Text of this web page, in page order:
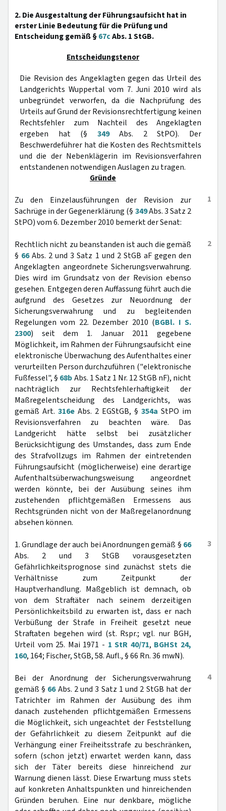
2. Die Ausgestaltung der Führungsaufsicht hat in
erster Linie Bedeutung für die Prüfung und
Entscheidung gemäß §67cAbs. 1 StGB.
Entscheidungstenor
Die Revision des Angeklagten gegen das Urteil des
Landgerichts Wuppertal vom 7. Juni 2010 wird als
unbegründet verworfen, da die Nachprüfung des
Urteils auf Grund der Revisionsrechtfertigung keinen
Rechtsfehler zum Nachteil des Angeklagten
ergeben hat (§ 349Abs. 2 StPO). Der
Beschwerdeführer hat die Kosten des Rechtsmittels
und die der Nebenklägerin im Revisionsverfahren
entstandenen notwendigen Auslagen zu tragen.
Gründe
1
Zu den Einzelausführungen der Revision zur
Sachrüge in der Gegenerklärung (§ 349Abs. 3 Satz 2
StPO) vom 6. Dezember 2010 bemerkt der Senat:
2
Rechtlich nicht zu beanstanden ist auch die gemäß
§ 66Abs. 2 und 3 Satz 1 und 2 StGB aF gegen den
Angeklagten angeordnete Sicherungsverwahrung.
Dies wird im Grundsatz von der Revision ebenso
gesehen. Entgegen deren Auffassung führt auch die
aufgrund des Gesetzes zur Neuordnung der
Sicherungsverwahrung und zu begleitenden
Regelungen vom 22. Dezember 2010 (BGBl. I S.
2300) seit dem 1. Januar 2011 gegebene
Möglichkeit, im Rahmen der Führungsaufsicht eine
elektronische Überwachung des Aufenthaltes einer
verurteilten Person durchzuführen ("elektronische
Fußfessel", § 68bAbs. 1 Satz 1 Nr. 12 StGB nF), nicht
nachträglich zur Rechtsfehlerhaftigkeit der
Maßregelentscheidung des Landgerichts, was
gemäß Art. 316e Abs. 2 EGStGB, § 354a StPO im
Revisionsverfahren zu beachten wäre. Das
Landgericht hätte selbst bei zusätzlicher
Berücksichtigung des Umstandes, dass zum Ende
des Strafvollzugs im Rahmen der eintretenden
Führungsaufsicht (möglicherweise) eine derartige
Aufenthaltsüberwachungsweisung angeordnet
werden könnte, bei der Ausübung seines ihm
zustehenden pflichtgemäßen Ermessens aus
Rechtsgründen nicht von der Maßregelanordnung
absehen können.
3
1. Grundlage der auch bei Anordnungen gemäß § 66
Abs. 2 und 3 StGB vorausgesetzten
Gefährlichkeitsprognose sind zunächst stets die
Verhältnisse zum Zeitpunkt der
Hauptverhandlung. Maßgeblich ist demnach, ob
von dem Straftäter nach seinem derzeitigen
Persönlichkeitsbild zu erwarten ist, dass er nach
Verbüßung der Strafe in Freiheit gesetzt neue
Straftaten begehen wird (st. Rspr.; vgl. nur BGH,
Urteil vom 25. Mai 1971 - 1 StR 40/71, BGHSt 24,
160, 164; Fischer, StGB, 58. Aufl., § 66 Rn. 36 mwN).
4
Bei der Anordnung der Sicherungsverwahrung
gemäß § 66Abs. 2 und 3 Satz 1 und 2 StGB hat der
Tatrichter im Rahmen der Ausübung des ihm
danach zustehenden pflichtgemäßen Ermessens
die Möglichkeit, sich ungeachtet der Feststellung
der Gefährlichkeit zu diesem Zeitpunkt auf die
Verhängung einer Freiheitsstrafe zu beschränken,
sofern (schon jetzt) erwartet werden kann, dass
sich der Täter bereits diese hinreichend zur
Warnung dienen lässt. Diese Erwartung muss stets
auf konkreten Anhaltspunkten und hinreichenden
Gründen beruhen. Eine nur denkbare, mögliche